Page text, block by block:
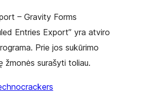
– Gravity Forms
Entries Export” yra atviro
Prie jos sukūrimo
žmonės surašyti toliau.